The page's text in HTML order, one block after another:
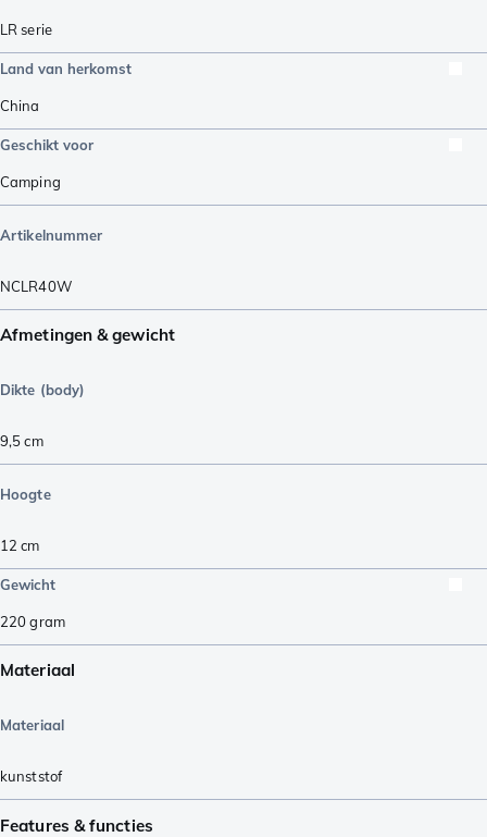
LR serie
Land van herkomst
China
Geschikt voor
Camping
Artikelnummer
NCLR40W
Afmetingen & gewicht
Dikte (body)
9,5cm
Hoogte
12 cm
Gewicht
220gram
Materiaal
Materiaal
kunststof
Features & functies